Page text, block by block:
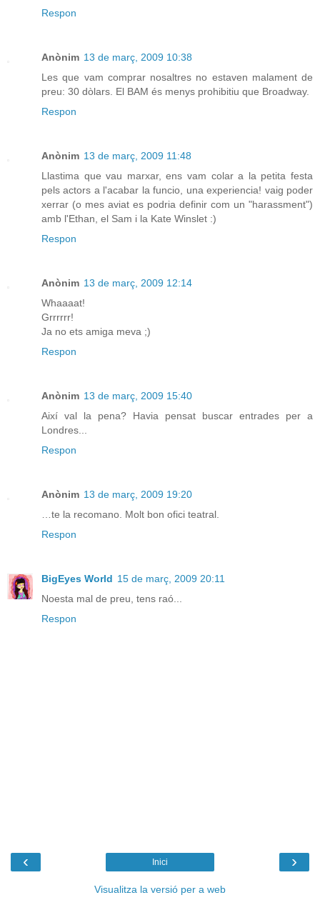
Respon
Anònim 13 de març, 2009 10:38
Les que vam comprar nosaltres no estaven malament de
preu: 30 dòlars. El BAM és menys prohibitiu que Broadway.
Respon
Anònim 13 de març, 2009 11:48
Llastima que vau marxar, ens vam colar a la petita festa
pels actors a l'acabar la funcio, una experiencia! vaig poder
xerrar (o mes aviat es podria definir com un "harassment")
amb l'Ethan, el Sam i la Kate Winslet :)
Respon
Anònim 13 de març, 2009 12:14
Whaaaat!
Grrrrrr!
Ja no ets amiga meva ;)
Respon
Anònim 13 de març, 2009 15:40
Així val la pena? Havia pensat buscar entrades per a
Londres...
Respon
Anònim 13 de març, 2009 19:20
…te la recomano. Molt bon ofici teatral.
Respon
BigEyes World 15 de març, 2009 20:11
Noesta mal de preu, tens raó...
Respon
‹ ›
Inici
Visualitza la versió per a web